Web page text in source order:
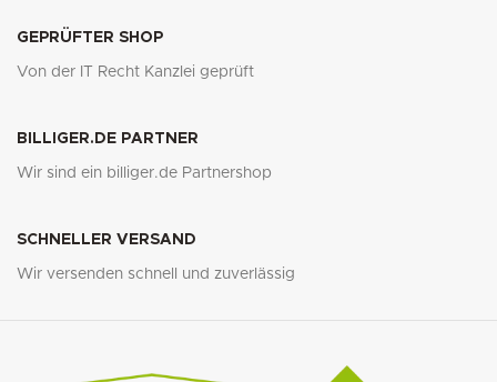
GEPRÜFTER SHOP
Von der IT Recht Kanzlei geprüft
BILLIGER.DE PARTNER
Wir sind ein billiger.de Partnershop
SCHNELLER VERSAND
Wir versenden schnell und zuverlässig